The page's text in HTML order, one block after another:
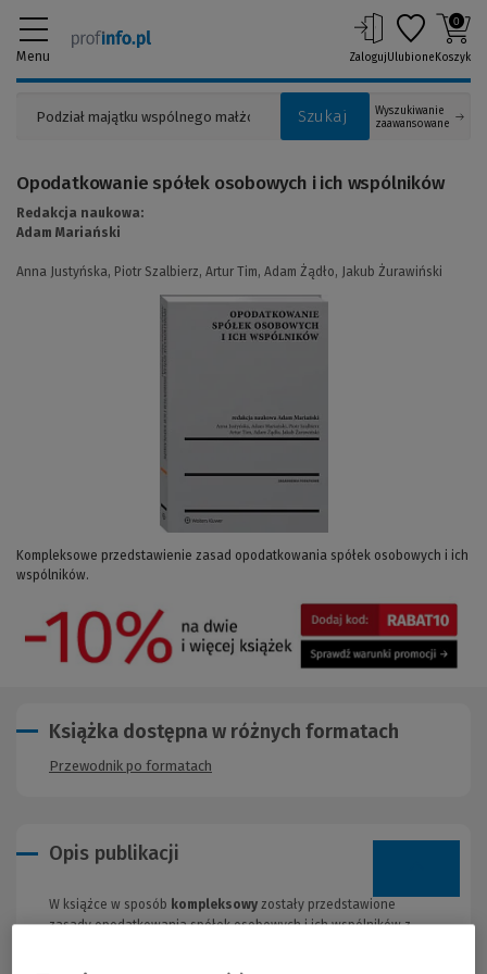
Menu
Szukaj
Wyszukiwanie
zaawansowane
ZalogujUlubione
0
Koszyk
(Link
Kompleksowe przedstawienie zasad opodatkowania spółek osobowych i ich
wspólników.
Opodatkowanie spółek osobowych i ich wspólników
Redakcja naukowa:
Adam Mariański
Anna Justyńska, Piotr Szalbierz, Artur Tim, Adam Żądło, Jakub Żurawiński
Opis publikacji
W książce w sposób kompleksowy zostały przedstawione
zasady opodatkowania spółek osobowych i ich wspólników z
Książka dostępna w różnych formatach
Przewodnik po formatach